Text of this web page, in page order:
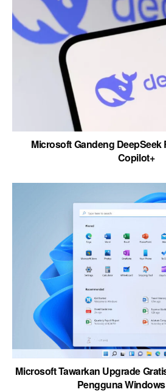
Microsoft Gandeng DeepSeek
Copilot+
Microsoft Tawarkan Upgrade
Pengguna